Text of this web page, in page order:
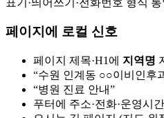
페이지에 로컬 신호
페이지 제목·H1에 지역명
“수원 인계동 ○○이비인후
“병원 진료 안내”
푸터에 주소·전화·운영시간